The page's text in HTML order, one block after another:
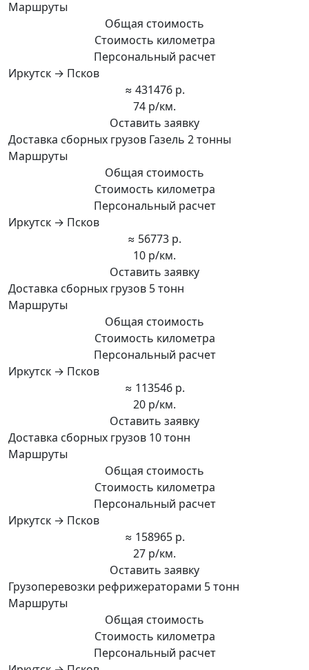
Маршруты
Общая стоимость
Стоимость километра
Персональный расчет
Иркутск → Псков
≈ 431476 р.
74 р/км.
Оставить заявку
Доставка сборных грузов Газель 2 тонны
Маршруты
Общая стоимость
Стоимость километра
Персональный расчет
Иркутск → Псков
≈ 56773 р.
10 р/км.
Оставить заявку
Доставка сборных грузов 5 тонн
Маршруты
Общая стоимость
Стоимость километра
Персональный расчет
Иркутск → Псков
≈ 113546 р.
20 р/км.
Оставить заявку
Доставка сборных грузов 10 тонн
Маршруты
Общая стоимость
Стоимость километра
Персональный расчет
Иркутск → Псков
≈ 158965 р.
27 р/км.
Оставить заявку
Грузоперевозки рефрижераторами 5 тонн
Маршруты
Общая стоимость
Стоимость километра
Персональный расчет